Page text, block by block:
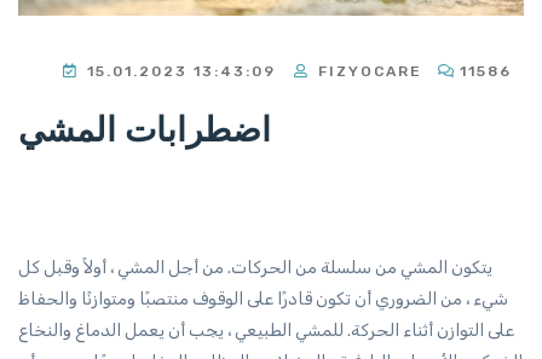
15.01.2023 13:43:09 FIZYOCARE 11586
اضطرابات المشي
يتكون المشي من سلسلة من الحركات. من أجل المشي ، أولاً وقبل كل
شيء ، من الضروري أن تكون قادرًا على الوقوف منتصبًا ومتوازنًا والحفاظ
على التوازن أثناء الحركة. للمشي الطبيعي ، يجب أن يعمل الدماغ والنخاع